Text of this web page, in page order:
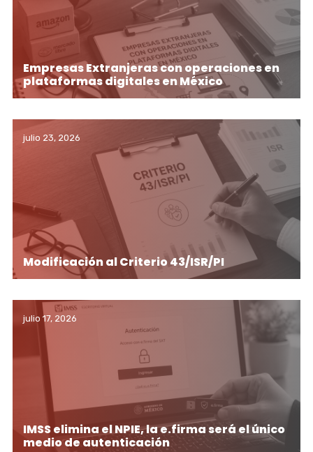
Empresas Extranjeras con operaciones en
plataformas digitales en México
julio 23, 2026
Modificación al Criterio 43/ISR/PI
julio 17, 2026
IMSS elimina el NPIE, la e.firma será el único
medio de autenticación